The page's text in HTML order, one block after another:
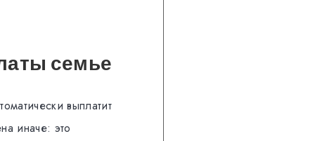
семье
выплатит
иначе: это